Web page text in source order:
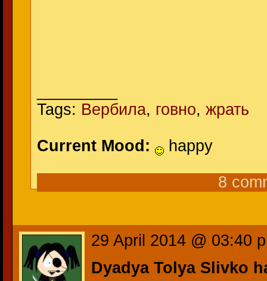
Tags: Вербила, говно, жрать
Current Mood: happy
8
29 April 2014 @ 03:40
Dyadya Tolya Slivko